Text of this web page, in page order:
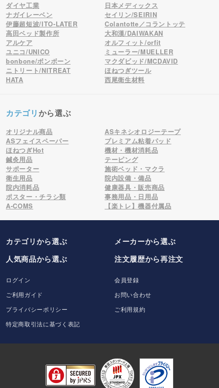
ダイヤ工業
日本メディックス
ナガイレーベン
セイリン/SEIRIN
伊藤超短波/ITO-LATER
Colantotte／コラントッテ
高田ベッド製作所
大和漢/DAIWAKAN
アルケア
オルフィット/orfit
ユニコ/UNICO
ミューラー/MUELLER
bonbone/ボンボーン
マクダビッド/MCDAVID
ニトリート/NITREAT
ほねつぎツール
HATA
西尾衛生材料
カテゴリから選ぶ
オリジナル商品
ASキネシオロジーテープ
ASフェイスペーパー
プレミアム粘着パッド
ほねつぎHot
機材・機材消耗品
鍼灸用品
テーピング
サポーター
施術ベッド・マクラ
衛生用品
院内設備・備品
院内消耗品
健康器具・販売商品
ポスター・チラシ類
事務用品・日用品
A-COMS
【楽トレ】機器付属品
カテゴリから選ぶ メーカーから選ぶ
人気商品から選ぶ
注文履歴から再注文
ログイン
会員登録
ご利用ガイド
お問い合わせ
プライバシーポリシー
ご利用規約
特定商取引法に基づく表記